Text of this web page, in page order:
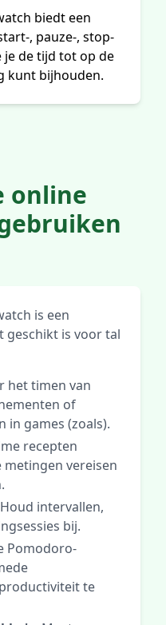
biedt een
, pauze-, stop-
je de tijd tot op de
kunt bijhouden.
online
is een
geschikt is voor tal
het timen van
of
in games (zoals).
recepten
vereisen
Houd intervallen,
bij.
Pomodoro-
te